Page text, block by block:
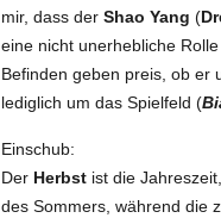
mir, dass derShao Yang (
eine nicht unerhebliche
Befinden geben preis, ob er
lediglich um das Spielfeld (
Einschub:
Der Herbst ist die
des Sommers, während die